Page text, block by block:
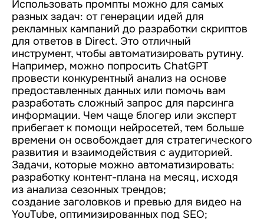
Использовать промпты можно для самых
разных задач: от генерации идей для
рекламных кампаний до разработки скриптов
для ответов в Direct. Это отличный
инструмент, чтобы автоматизировать рутину.
Например, можно попросить ChatGPT
провести конкурентный анализ на основе
предоставленных данных или помочь вам
разработать сложный запрос для парсинга
информации. Чем чаще блогер или эксперт
прибегает к помощи нейросетей, тем больше
времени он освобождает для стратегического
развития и взаимодействия с аудиторией.
Задачи, которые можно автоматизировать:
разработку контент-плана на месяц, исходя
из анализа сезонных трендов;
создание заголовков и превью для видео на
YouTube, оптимизированных под SEO;